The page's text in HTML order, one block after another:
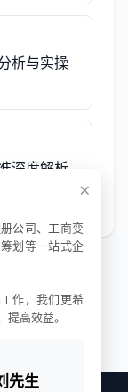
析与实操
深度解析
×
公司、工商变
划等一站式企
作，我们更希
高效益。
先生